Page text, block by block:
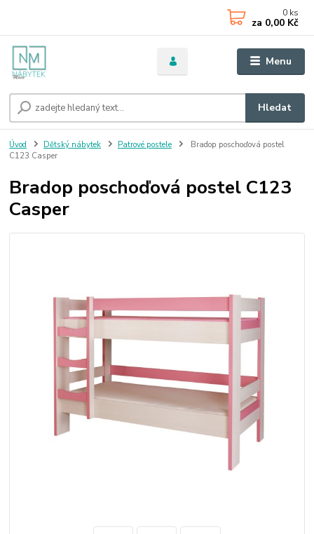
Menu
Hledat
0 ks
za 0,00 Kč
Úvod Dětský nábytek Patrové postele
Bradop poschoďová postel
C123 Casper
Bradop poschoďová postel C123
Casper